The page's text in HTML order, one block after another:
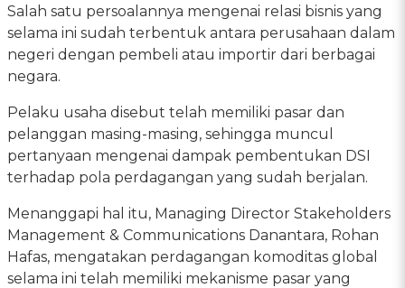
Salah satu persoalannya mengenai relasi bisnis yang
selama ini sudah terbentuk antara perusahaan dalam
negeri dengan pembeli atau importir dari berbagai
negara.
Pelaku usaha disebut telah memiliki pasar dan
pelanggan masing-masing, sehingga muncul
pertanyaan mengenai dampak pembentukan DSI
terhadap pola perdagangan yang sudah berjalan.
Menanggapi hal itu, Managing Director Stakeholders
Management & Communications Danantara, Rohan
Hafas, mengatakan perdagangan komoditas global
selama ini telah memiliki mekanisme pasar yang